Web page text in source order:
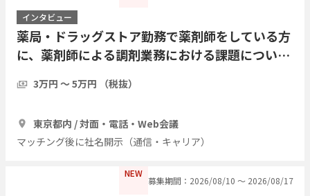
インタビュー
薬局・ドラッグストア勤務で薬剤師をしている方
に、薬剤師による調剤業務における課題について
3万円 〜 5万円 （税抜）
東京都内 / 対面・電話・Web会議
マッチング後に社名開示（通信・キャリア）
NEW
募集期間：2026/08/10 〜 2026/08/17